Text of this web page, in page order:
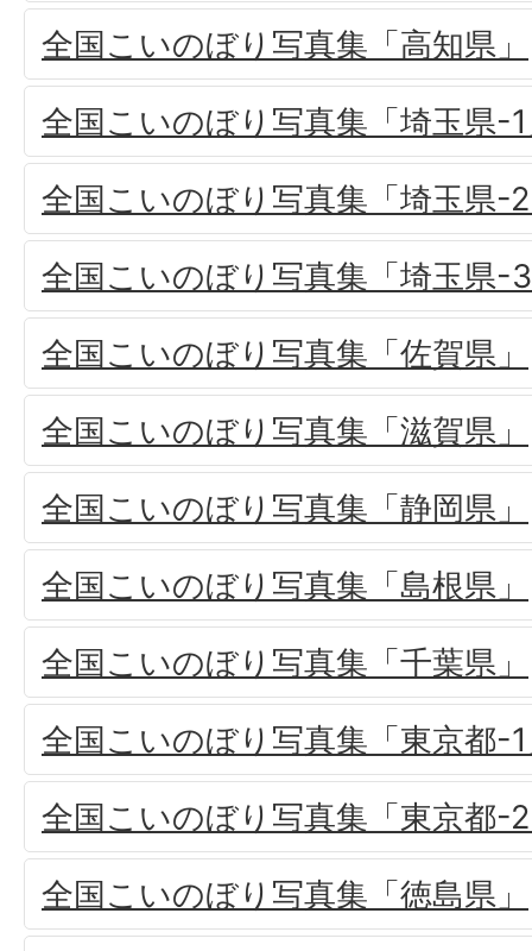
全国こいのぼり写真集「高知県」
全国こいのぼり写真集「埼玉県-
全国こいのぼり写真集「埼玉県-
全国こいのぼり写真集「埼玉県-
全国こいのぼり写真集「佐賀県」
全国こいのぼり写真集「滋賀県」
全国こいのぼり写真集「静岡県」
全国こいのぼり写真集「島根県」
全国こいのぼり写真集「千葉県」
全国こいのぼり写真集「東京都-
全国こいのぼり写真集「東京都-
全国こいのぼり写真集「徳島県」